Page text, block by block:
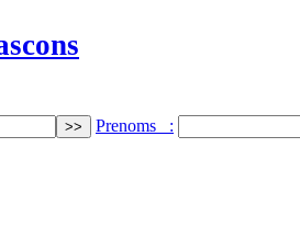
Prenoms :